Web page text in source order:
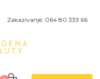
Zakazivanje: 064 80 333 66